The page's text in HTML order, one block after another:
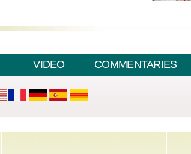
VIDEO COMMENTARIES